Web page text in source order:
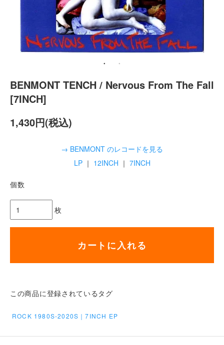
BENMONT TENCH / Nervous From The Fall
[7INCH]
1,430円(税込)
→ BENMONT のレコードを見る
LP｜ 12INCH ｜ 7INCH
個数
枚
カートに入れる
この商品に登録されているタグ
ROCK 1980S-2020S｜7INCH EP